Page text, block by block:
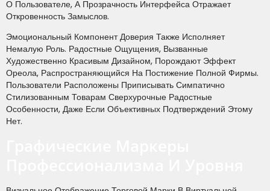
О Пользователе, А Прозрачность Интерфейса Отражает
Откровенность Замыслов.
Эмоциональный Компонент Доверия Также Исполняет
Немалую Роль. Радостные Ощущения, Вызванные
Художественно Красивым Дизайном, Порождают Эффект
Ореола, Распространяющийся На Постижение Полной Фирмы.
Пользователи Расположены Приписывать Симпатично
Стилизованным Товарам Сверхурочные Радостные
Особенности, Даже Если Объективных Подтверждений Этому
Нет.